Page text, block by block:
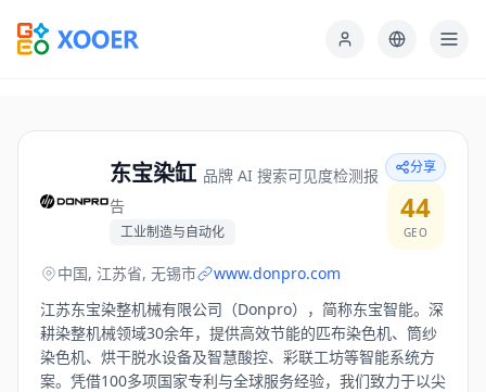
东宝染缸 品牌 AI 搜索可见度检测报
告
工业制造与自动化
分享
44
GEO
中国, 江苏省, 无锡市
www.donpro.com
江苏东宝染整机械有限公司（Donpro），简称东宝智能。深
耕染整机械领域30余年，提供高效节能的匹布染色机、筒纱
染色机、烘干脱水设备及智慧酸控、彩联工坊等智能系统方
案。凭借100多项国家专利与全球服务经验，我们致力于以尖